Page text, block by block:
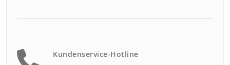
Kundenservice-Hotline